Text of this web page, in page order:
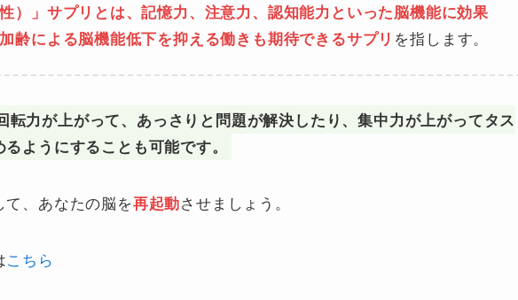
）」サプリとは、記憶力、注意力、認知能力といった脳機能に効果
齢による脳機能低下を抑える働きも期待できるサプリ を指します。
転力が上がって、あっさりと問題が解決したり、集中力が上がってタス
ようにすることも可能です。
、あなたの脳を再起動させましょう。
こちら